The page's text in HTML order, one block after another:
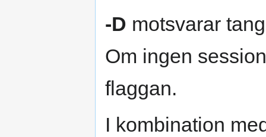
-D motsvarar
Om ingen
flaggan.
I kombination